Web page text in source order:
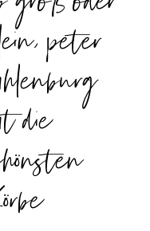
peter
die